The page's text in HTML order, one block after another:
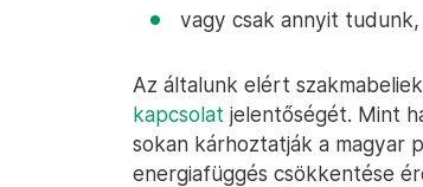
vagy csak annyit tudunk,
Az általunk elért
kapcsolat jelentőségét. Mint
sokan kárhoztatják a magyar
energiafüggés csökkentése